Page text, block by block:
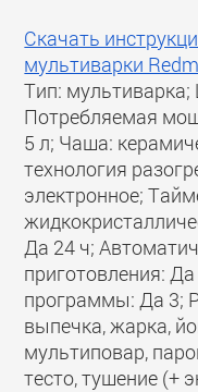
Скачать
мультиварки
Тип:
Потребляемая
5 л; Чаша:
технология
электронное;
Да 24 ч;
приготовления:
программы: Да 3;
выпечка, жарка,
мультиповар,
тесто, тушение (+